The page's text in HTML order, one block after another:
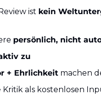
ist kein
persönlich, nicht
zu
+ Ehrlichkeit machen
als kostenlosen